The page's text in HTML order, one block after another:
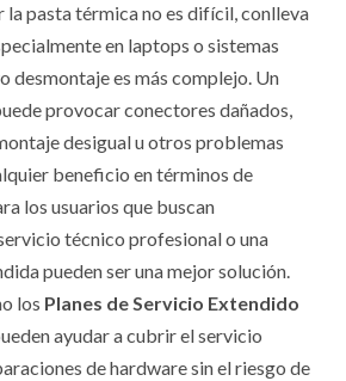
la pasta térmica no es difícil, conlleva
en laptops o sistemas
desmontaje es más complejo. Un
provocar conectores dañados,
desigual u otros problemas
beneficio en términos de
los usuarios que buscan
técnico profesional o una
pueden ser una mejor solución.
los Planes de Servicio Extendido
ayudar a cubrir el servicio
de hardware sin el riesgo de